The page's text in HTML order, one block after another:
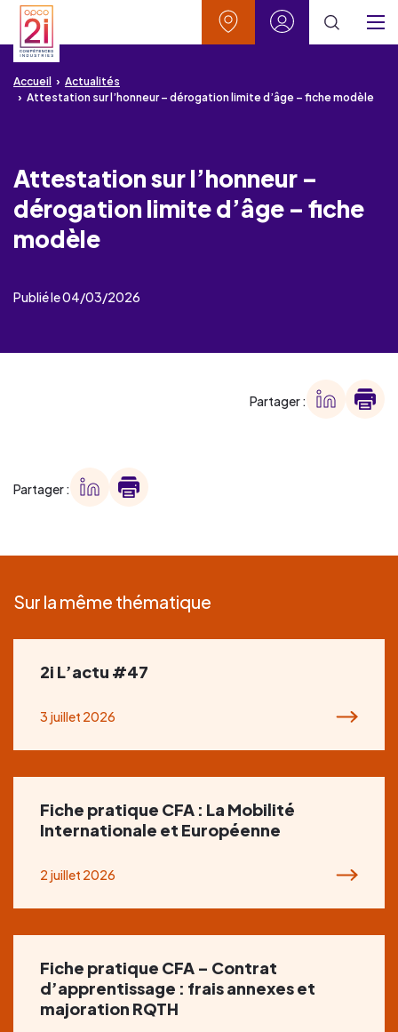
Aller au contenu
Aller à la recherche
Aller au menu
Aller au pied de page
Accueil
Actualités
Attestation sur l’honneur – dérogation limite d’âge – fiche modèle
Attestation sur l’honneur –
dérogation limite d’âge – fiche
modèle
Publié le 04/03/2026
Partager :
Partager :
Sur la même thématique
2i L’actu #47
3 juillet 2026
Fiche pratique CFA : La Mobilité
Internationale et Européenne
2 juillet 2026
Fiche pratique CFA – Contrat
d’apprentissage : frais annexes et
majoration RQTH